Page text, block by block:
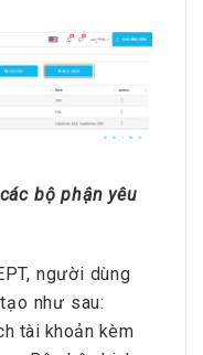
bộ phận yêu
người dùng
như sau:
tài khoản kèm